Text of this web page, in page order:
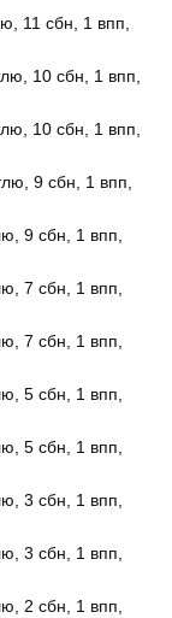
11 сбн, 1 впп,
10 сбн, 1 впп,
10 сбн, 1 впп,
9 сбн, 1 впп,
9 сбн, 1 впп,
7 сбн, 1 впп,
7 сбн, 1 впп,
5 сбн, 1 впп,
5 сбн, 1 впп,
3 сбн, 1 впп,
3 сбн, 1 впп,
2 сбн, 1 впп,